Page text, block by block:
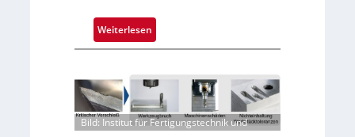
Weiterlesen
Z
v
r
l
Bild: Institut für Fertigungstechnik und